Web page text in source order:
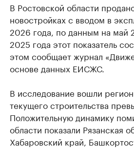
В Ростовской области
новостройках с вводом в
2026 года, по данным на май
2025 года этот показатель
этом сообщает журнал
основе данных ЕИСЖС.
В исследование вошли
текущего строительства
Положительную динамику
области показали Рязанская
Хабаровский край,